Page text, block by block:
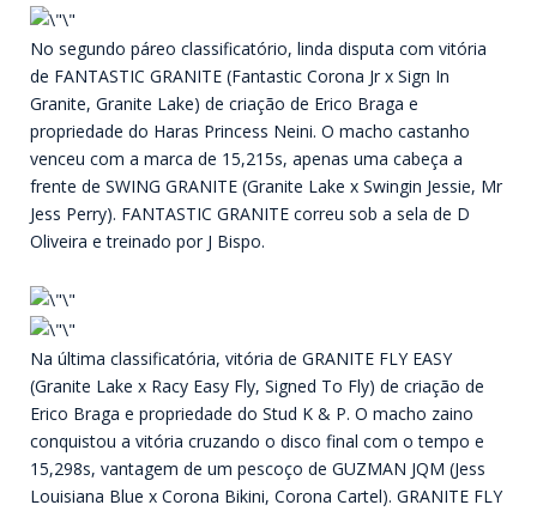
No segundo páreo classificatório, linda disputa com vitória
de FANTASTIC GRANITE (Fantastic Corona Jr x Sign In
Granite, Granite Lake) de criação de Erico Braga e
propriedade do Haras Princess Neini. O macho castanho
venceu com a marca de 15,215s, apenas uma cabeça a
frente de SWING GRANITE (Granite Lake x Swingin Jessie, Mr
Jess Perry). FANTASTIC GRANITE correu sob a sela de D
Oliveira e treinado por J Bispo.
Na última classificatória, vitória de GRANITE FLY EASY
(Granite Lake x Racy Easy Fly, Signed To Fly) de criação de
Erico Braga e propriedade do Stud K & P. O macho zaino
conquistou a vitória cruzando o disco final com o tempo e
15,298s, vantagem de um pescoço de GUZMAN JQM (Jess
Louisiana Blue x Corona Bikini, Corona Cartel). GRANITE FLY